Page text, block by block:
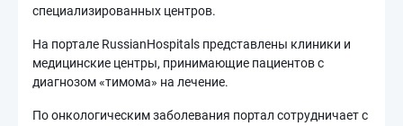
специализированных центров.
На портале RussianHospitals представлены клиники и
медицинские центры, принимающие пациентов с
диагнозом «тимома» на лечение.
По онкологическим заболевания портал сотрудничает с